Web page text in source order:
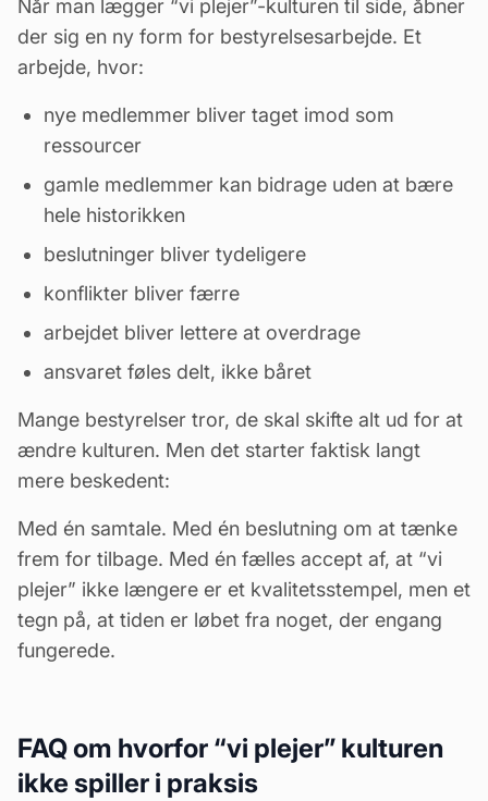
Når man lægger “vi plejer”-kulturen til side, åbner
der sig en ny form for bestyrelsesarbejde. Et
arbejde, hvor:
nye medlemmer bliver taget imod som
ressourcer
gamle medlemmer kan bidrage uden at bære
hele historikken
beslutninger bliver tydeligere
konflikter bliver færre
arbejdet bliver lettere at overdrage
ansvaret føles delt, ikke båret
Mange bestyrelser tror, de skal skifte alt ud for at
ændre kulturen. Men det starter faktisk langt
mere beskedent:
Med én samtale. Med én beslutning om at tænke
frem for tilbage. Med én fælles accept af, at “vi
plejer” ikke længere er et kvalitetsstempel, men et
tegn på, at tiden er løbet fra noget, der engang
fungerede.
FAQ om hvorfor “vi plejer” kulturen
ikke spiller i praksis